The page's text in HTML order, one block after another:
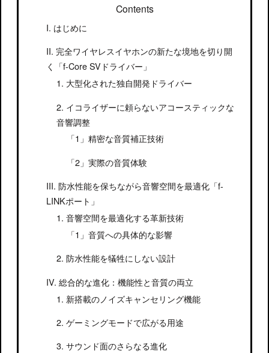
Contents
はじめに
完全ワイヤレスイヤホンの新たな境地を切り開
く「f-Core SVドライバー」
大型化された独自開発ドライバー
イコライザーに頼らないアコースティックな
音響調整
精密な音質補正技術
実際の音質体験
防水性能を保ちながら音響空間を最適化「f-
LINKポート」
音響空間を最適化する革新技術
音質への具体的な影響
防水性能を犠牲にしない設計
総合的な進化：機能性と音質の両立
新搭載のノイズキャンセリング機能
ゲーミングモードで広がる用途
サウンド面のさらなる進化